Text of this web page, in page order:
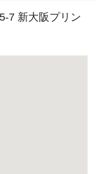
あり、一緒に事務
7 新大阪プリン